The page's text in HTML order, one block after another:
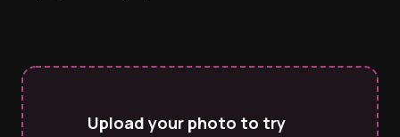
Upload your photo to try